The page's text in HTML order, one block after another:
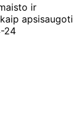
ir
apsisaugoti
24